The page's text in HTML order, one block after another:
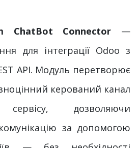
ChatBot Connector —
для інтеграції Odoo з
API. Модуль перетворює
керований канал
дозволяючи
за допомогою